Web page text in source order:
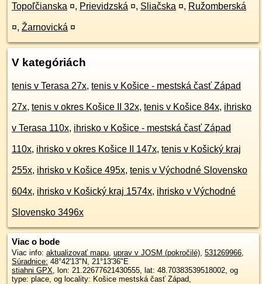
Topoľčianska ¤, Prievidzská ¤, Sliačska ¤, Ružomberská
¤, Žarnovická ¤
V kategóriách
tenis v Terasa 27x, tenis v Košice - mestská časť Západ
27x, tenis v okres Košice II 32x, tenis v Košice 84x, ihrisko
v Terasa 110x, ihrisko v Košice - mestská časť Západ
110x, ihrisko v okres Košice II 147x, tenis v Košický kraj
255x, ihrisko v Košice 495x, tenis v Východné Slovensko
604x, ihrisko v Košický kraj 1574x, ihrisko v Východné
Slovensko 3496x
Viac o bode
Viac info: aktualizovať mapu, uprav v JOSM (pokročilé), 531269966,
Súradnice: 48°42'13"N, 21°13'36"E
stiahni GPX, lon: 21.22677621430555, lat: 48.70383539518002, og
type: place, og locality: Košice mestská časť Západ,